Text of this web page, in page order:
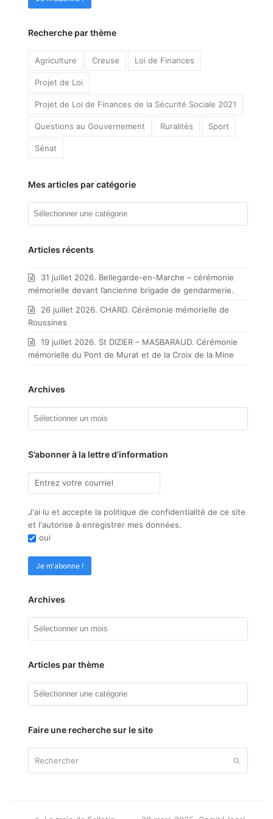
Recherche par thème
Agriculture Creuse Loi de Finances
Projet de Loi
Projet de Loi de Finances de la Sécurité Sociale 2021
Questions au Gouvernement Ruralités Sport
Sénat
Mes articles par catégorie
Mes
catégorie
Articles récents
31 juillet 2026. Bellegarde-en-Marche – cérémonie
mémorielle devant l’ancienne brigade de gendarmerie.
26 juillet 2026. CHARD. Cérémonie mémorielle de
Roussines
19 juillet 2026. St DIZIER – MASBARAUD. Cérémonie
mémorielle du Pont de Murat et de la Croix de la Mine
Archives
S’abonner à la lettre d’information
J'ai lu et accepte la politique de confidentialité de ce site
et l'autorise à enregistrer mes données.
oui
Archives
Archives
Articles par thème
Articles
Faire une recherche sur le site